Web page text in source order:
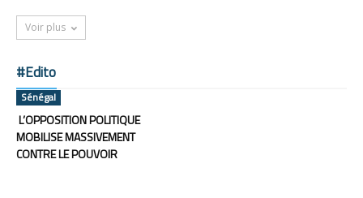
Voir plus
#Edito
Sénégal
L’OPPOSITION POLITIQUE
MOBILISE MASSIVEMENT
CONTRE LE POUVOIR